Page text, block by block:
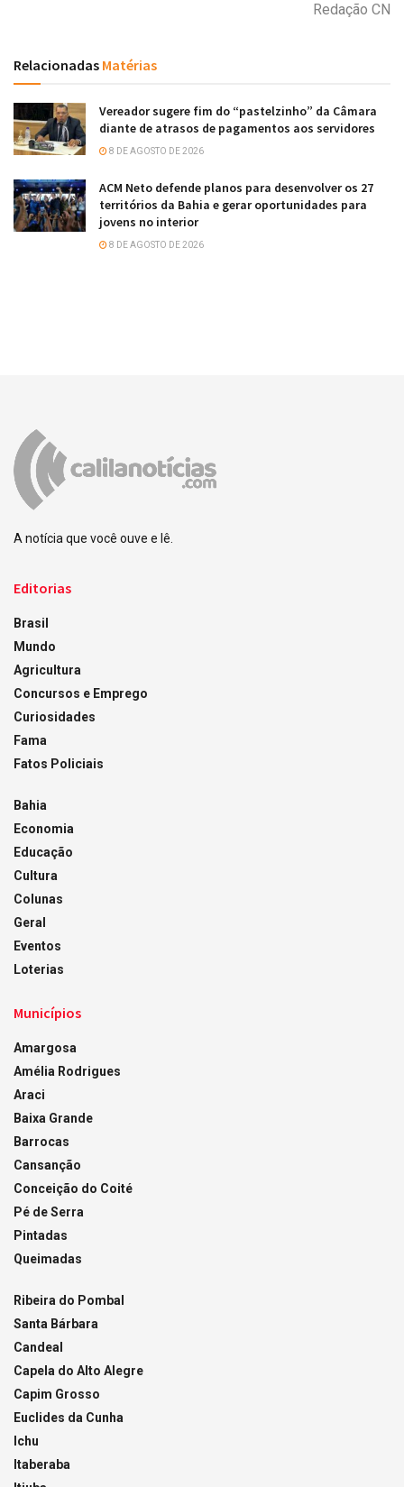
Redação CN
Relacionadas Matérias
Vereador sugere fim do “pastelzinho” da Câmara
diante de atrasos de pagamentos aos servidores
8 DE AGOSTO DE 2026
ACM Neto defende planos para desenvolver os 27
territórios da Bahia e gerar oportunidades para
jovens no interior
8 DE AGOSTO DE 2026
A notícia que você ouve e lê.
Editorias
Brasil
Mundo
Agricultura
Concursos e Emprego
Curiosidades
Fama
Fatos Policiais
Bahia
Economia
Educação
Cultura
Colunas
Geral
Eventos
Loterias
Municípios
Amargosa
Amélia Rodrigues
Araci
Baixa Grande
Barrocas
Cansanção
Conceição do Coité
Pé de Serra
Pintadas
Queimadas
Ribeira do Pombal
Santa Bárbara
Candeal
Capela do Alto Alegre
Capim Grosso
Euclides da Cunha
Ichu
Itaberaba